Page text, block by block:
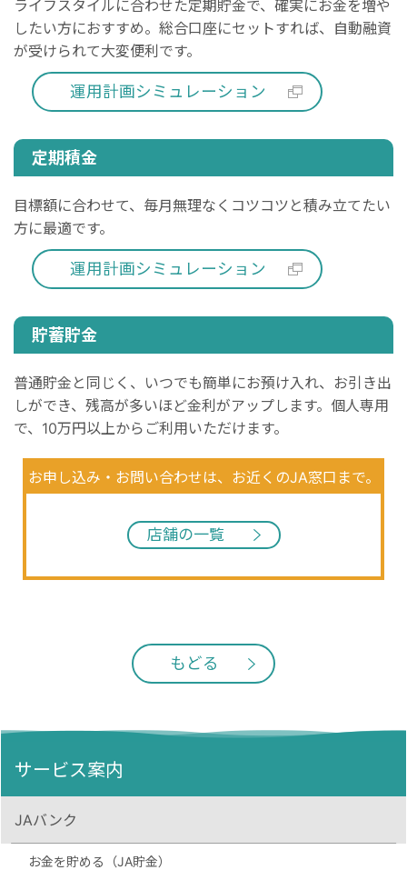
ライフスタイルに合わせた定期貯金で、確実にお金を増や
したい方におすすめ。総合口座にセットすれば、自動融資
が受けられて大変便利です。
運用計画シミュレーション
定期積金
目標額に合わせて、毎月無理なくコツコツと積み立てたい
方に最適です。
運用計画シミュレーション
貯蓄貯金
普通貯金と同じく、いつでも簡単にお預け入れ、お引き出
しができ、残高が多いほど金利がアップします。個人専用
で、10万円以上からご利用いただけます。
お申し込み・お問い合わせは、お近くのJA窓口まで。
店舗の一覧
もどる
サービス案内
JAバンク
お金を貯める（JA貯金）